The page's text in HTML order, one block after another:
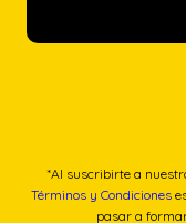
*Al suscribirte a
Términos y Condiciones
pasar a